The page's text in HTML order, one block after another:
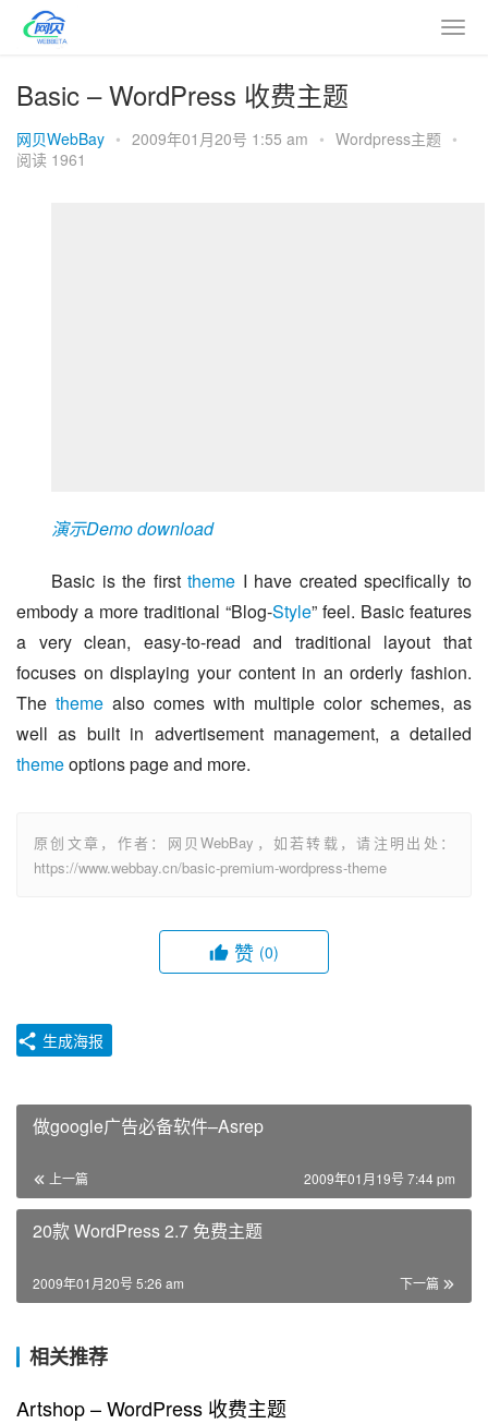
Basic – WordPress 收费主题
网贝WebBay • 2009年01月20号 1:55 am • Wordpress主题 •
阅读 1961
演示Demodownload
Basic is the first theme I have created specifically to
embody a more traditional “Blog-Style” feel. Basic features
a very clean, easy-to-read and traditional layout that
focuses on displaying your content in an orderly fashion.
The theme also comes with multiple color schemes, as
theme options page and more.
原创文章，作者：网贝WebBay，如若转载，请注明出处：
https://www.webbay.cn/basic-premium-wordpress-theme
赞 (0)
生成海报
做google广告必备软件–Asrep
上一篇 2009年01月19号 7:44 pm
20款 WordPress 2.7 免费主题
下一篇
2009年01月20号 5:26 am
相关推荐
Artshop – WordPress 收费主题